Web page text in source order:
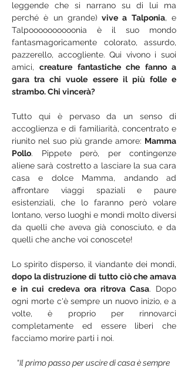
leggende che si narrano su di lui ma
perché è un grande) vive a Talponia, e
Talpoooooooooonia è il suo mondo
fantasmagoricamente colorato, assurdo,
pazzerello, accogliente. Qui vivono i suoi
amici, creature fantastiche che fanno a
gara tra chi vuole essere il più folle e
strambo. Chi vincerà?
Tutto qui è pervaso da un senso di
accoglienza e di familiarità, concentrato e
riunito nel suo più grande amore: Mamma
Pollo. Pippete però, per contingenze
aliene sarà costretto a lasciare la sua cara
casa e dolce Mamma, andando ad
affrontare viaggi spaziali e paure
esistenziali, che lo faranno però volare
lontano, verso luoghi e mondi molto diversi
da quelli che aveva già conosciuto, e da
quelli che anche voi conoscete!
dopo la distruzione di tutto ciò che amava
e in cui credeva ora ritrova Casa. Dopo
ogni morte c'è sempre un nuovo inizio, e a
volte, è proprio per rinnovarci
completamente ed essere liberi che
facciamo morire parti i noi.
“Il primo passo per uscire di casa è sempre